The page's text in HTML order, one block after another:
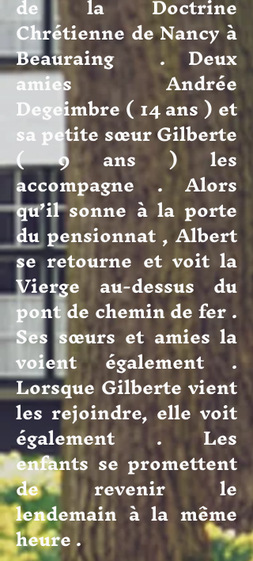
Chrétienne de Nancy à
Beauraing . Deux
amies Andrée
Degeimbre ( 14 ans ) et
sa petite sœur Gilberte
( 9 ans ) les
accompagne . Alors
qu’il sonne à la porte
du pensionnat , Albert
se retourne et voit la
Vierge au-dessus du
pont de chemin de fer .
Ses sœurs et amies la
voient également .
Lorsque Gilberte vient
les rejoindre, elle voit
également . Les
enfants se promettent
de revenir le
lendemain à la même
heure .